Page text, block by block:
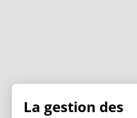
La gestion des